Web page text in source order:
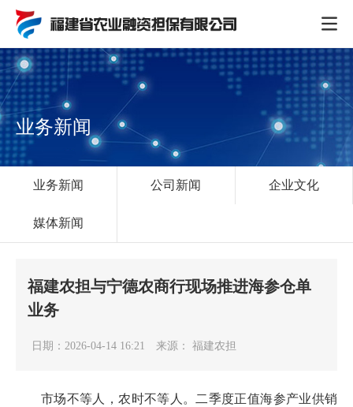
业务新闻
业务新闻 公司新闻 企业文化
媒体新闻
福建农担与宁德农商行现场推进海参仓单
业务
日期：2026-04-14 16:21 来源： 福建农担
市场不等人，农时不等人。二季度正值海参产业供销